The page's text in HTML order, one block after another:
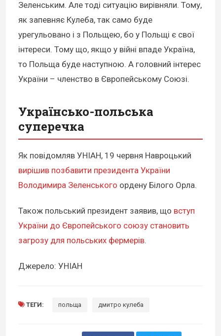
Зеленським. Але тоді ситуацію вирівняли. Тому,
як запевняє Кулеба, так само буде
урегульовано і з Польщею, бо у Польщі є свої
інтереси. Тому що, якщо у війні впаде Україна,
то Польща буде наступною. А головний інтерес
України – членство в Європейському Союзі.
Українсько-польська
суперечка
Як повідомляв УНІАН, 19 червня Навроцький
вирішив позбавити президента України
Володимира Зеленського ордену Білого Орла.
Також польський президент заявив, що вступ
України до Європейського союзу становить
загрозу для польських фермерів.
Джерело: УНІАН
ТЕГИ: польща дмитро кулеба